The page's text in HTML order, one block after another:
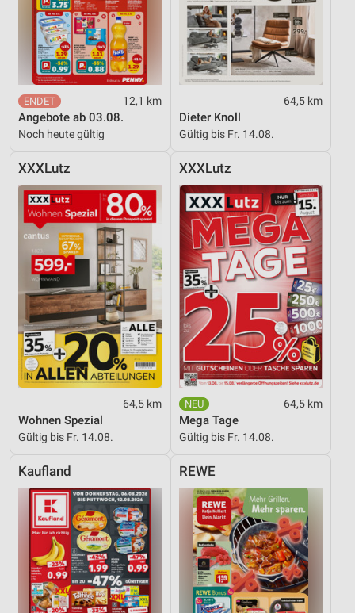
12,1 km
Angebote ab 03.08.
Noch heute gültig
64,5 km
Dieter Knoll
Gültig bis Fr. 14.08.
XXXLutz
64,5 km
Wohnen Spezial
Gültig bis Fr. 14.08.
XXXLutz
64,5 km
Mega Tage
Gültig bis Fr. 14.08.
Kaufland REWE